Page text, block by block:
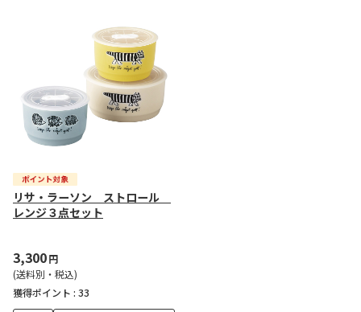
リサ・ラーソン ストロール
レンジ３点セット
3,300円
(送料別・税込)
獲得ポイント : 33